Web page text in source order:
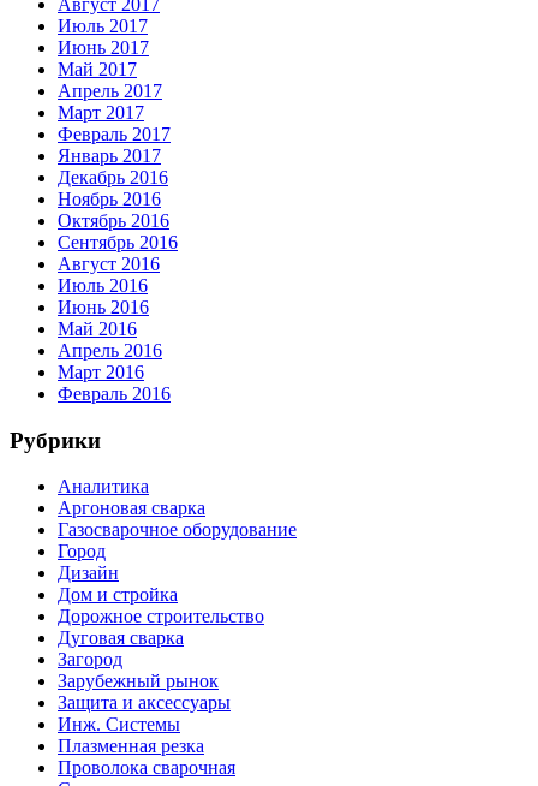
Август 2017
Июль 2017
Июнь 2017
Май 2017
Апрель 2017
Март 2017
Февраль 2017
Январь 2017
Декабрь 2016
Ноябрь 2016
Октябрь 2016
Сентябрь 2016
Август 2016
Июль 2016
Июнь 2016
Май 2016
Апрель 2016
Март 2016
Февраль 2016
Рубрики
Аналитика
Аргоновая сварка
Газосварочное оборудование
Город
Дизайн
Дом и стройка
Дорожное строительство
Дуговая сварка
Загород
Зарубежный рынок
Защита и аксессуары
Инж. Системы
Плазменная резка
Проволока сварочная